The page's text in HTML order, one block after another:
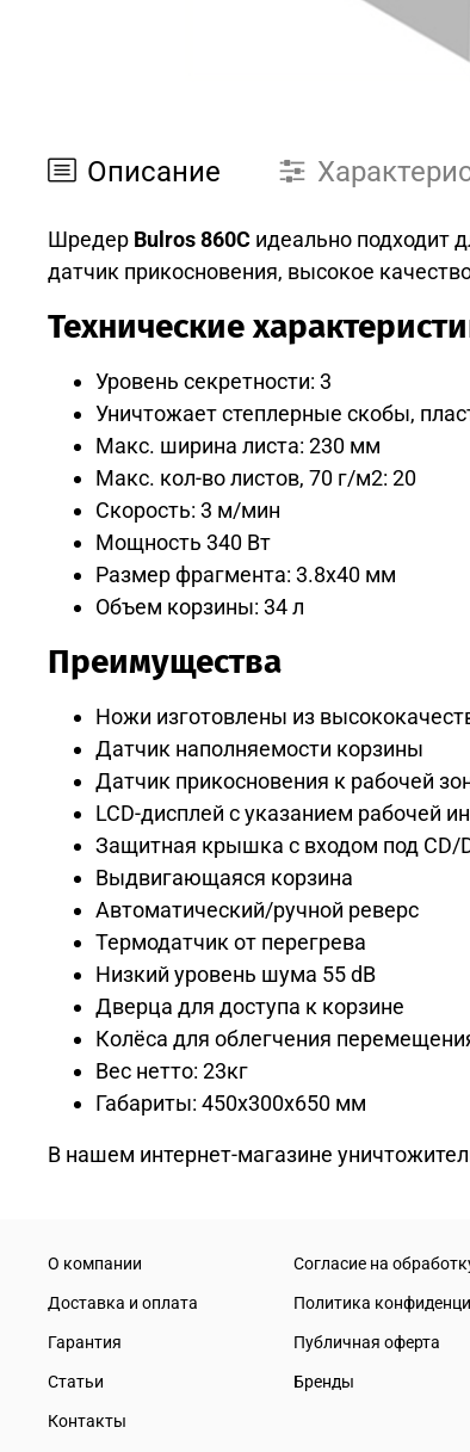
Описание
Шредер Bulros 860C идеально подходит
датчик прикосновения, высокое
Технические
Уровень секретности: 3
Уничтожает степлерные скобы,
Макс. ширина листа: 230 мм
Макс. кол-во листов, 70 г/м2: 20
Скорость: 3 м/мин
Мощность 340 Вт
Размер фрагмента: 3.8x40 мм
Объем корзины: 34 л
Преимущества
Ножи изготовлены из
Датчик наполняемости корзины
Датчик прикосновения к рабочей
LCD-дисплей с указанием рабочей
Защитная крышка с входом под CD/
Выдвигающаяся корзина
Автоматический/ручной реверс
Термодатчик от перегрева
Низкий уровень шума 55 dB
Дверца для доступа к корзине
Колёса для облегчения
Вес нетто: 23кг
Габариты: 450x300x650 мм
В нашем интернет-магазине
О компании
Доставка и оплата
Гарантия
Статьи
Контакты
Согласие на
Политика
Публичная оферта
Бренды